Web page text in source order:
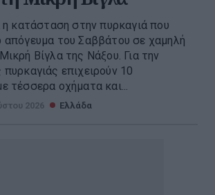
η κατάσταση στην πυρκαγιά που
απόγευμα του Σαββάτου σε χαμηλή
Βίγλα της Νάξου. Για την
επιχειρούν 10
τέσσερα οχήματα και...
2026 Ελλάδα